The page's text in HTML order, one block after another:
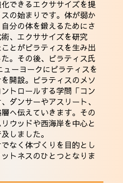
できるエクササイズを提
の始まりです。体が弱か
分の体を鍛えるためにさ
、エクササイズを研究
とがピラティスを生み出
。その後、ピラティス氏
ーヨークにピラティスを
開設。ピラティスのメソ
トロールする学問「コン
ダンサーやアスリート、
へ伝えていきます。その
ウッドや西海岸を中心と
しました。
なく体づくりを目的とし
トネスのひとつとなりま